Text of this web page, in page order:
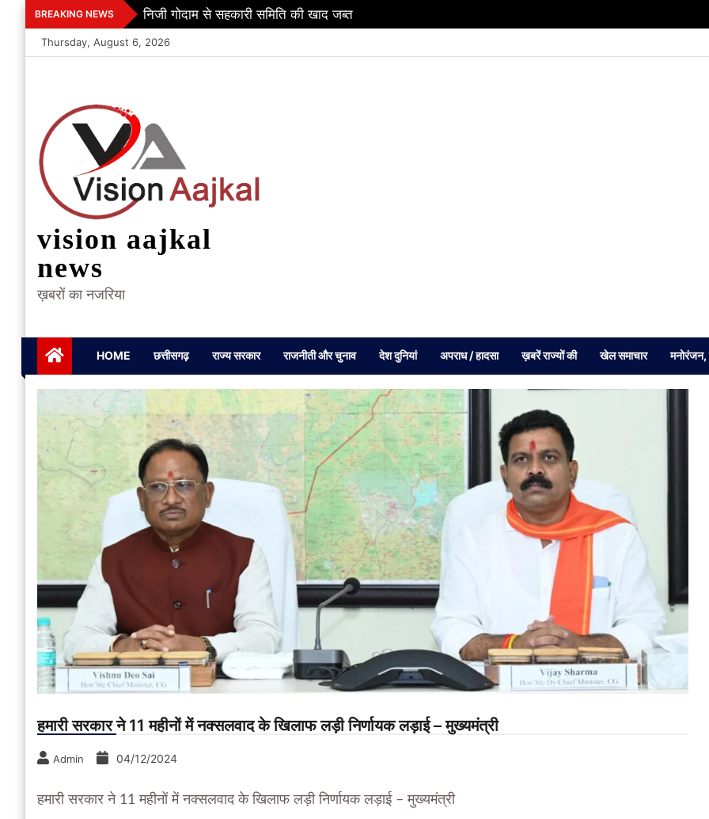
Skip
to
content
BREAKING NEWS निजी गोदाम से सहकारी समिति की खाद जब्त
Thursday, August 6, 2026
vision aajkal
news
ख़बरों का नजरिया
HOME छत्तीसगढ़ राज्य सरकार राजनीती और चुनाव देश दुनियां अपराध / हादसा ख़बरें राज्यों की खेल समाचार
हमारी सरकार ने 11 महीनों में नक्सलवाद के खिलाफ लड़ी निर्णायक लड़ाई – मुख्यमंत्री
Admin 04/12/2024
हमारी सरकार ने 11 महीनों में नक्सलवाद के खिलाफ लड़ी निर्णायक लड़ाई – मुख्यमंत्री